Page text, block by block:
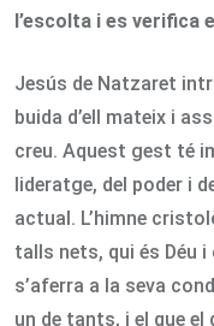
l’escolta i es verifica
Jesús de Natzaret
buida d’ell mateix i
creu. Aquest gest té
lideratge, del poder i
actual. L’himne
talls nets, qui és Déu
s’aferra a la seva
un de tants, i el que